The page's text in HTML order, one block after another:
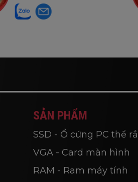
SẢN PHẨM
SSD - Ổ cứng PC thể
VGA - Card màn hình
RAM - Ram máy tính